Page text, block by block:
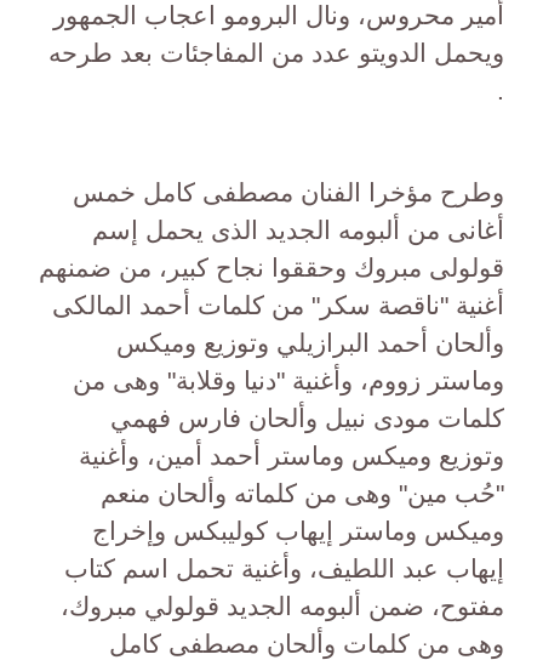
أمير محروس، ونال البرومو اعجاب الجمهور
ويحمل الدويتو عدد من المفاجئات بعد طرحه
.
وطرح مؤخرا الفنان مصطفى كامل خمس
أغانى من ألبومه الجديد الذى يحمل إسم
قولولى مبروك وحققوا نجاح كبير، من ضمنهم
أغنية "ناقصة سكر" من كلمات أحمد المالكى
وألحان أحمد البرازيلي وتوزيع وميكس
وماستر زووم، وأغنية "دنيا وقلابة" وهى من
كلمات مودى نبيل وألحان فارس فهمي
وتوزيع وميكس وماستر أحمد أمين، وأغنية
"حُب مين" وهى من كلماته وألحان منعم
وميكس وماستر إيهاب كوليبكس وإخراج
إيهاب عبد اللطيف، وأغنية تحمل اسم كتاب
مفتوح، ضمن ألبومه الجديد قولولي مبروك،
وهى من كلمات وألحان مصطفى كامل